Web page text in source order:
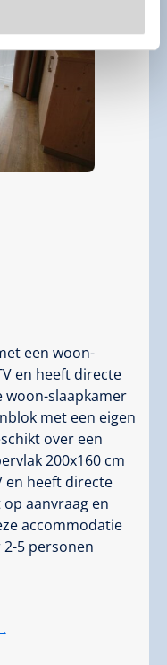
een woon-
en heeft directe
woon-slaapkamer
met een eigen
over een
200x160 cm
en heeft directe
aanvraag en
accommodatie
5 personen